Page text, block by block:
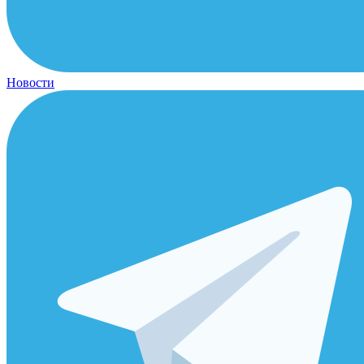
Новости